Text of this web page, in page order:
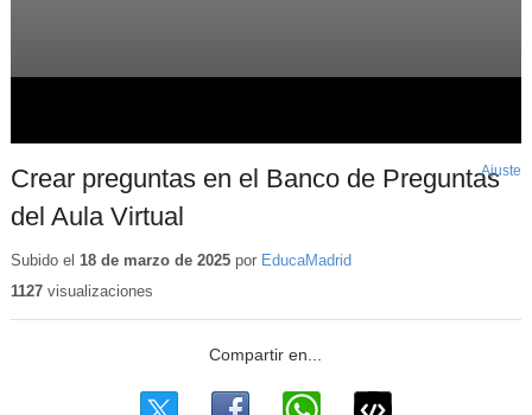
Crear preguntas en el Banco de Preguntas
del Aula Virtual
Ajuste
Subido el 18 de marzo de 2025por EducaMadrid
1127visualizaciones